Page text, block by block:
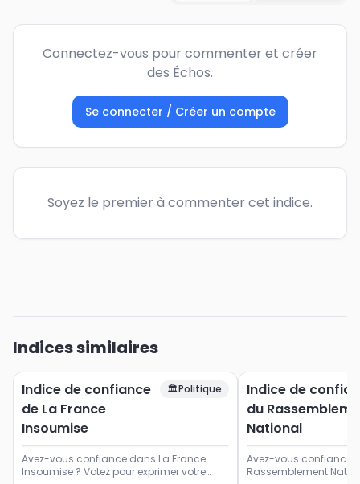
Connectez-vous pour commenter et créer
des Échos.
Se connecter / Créer un compte
Soyez le premier à commenter cet indice.
Indices similaires
Indice de confiance
de La France
Insoumise
🏛️Politique
Avez-vous confiance dans La France
Insoumise ? Votez pour exprimer votre
Indice de
du
National
Avez-vous confiance
Rassemblement